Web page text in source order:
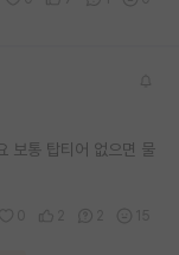
보통 탑티어 없으면 물